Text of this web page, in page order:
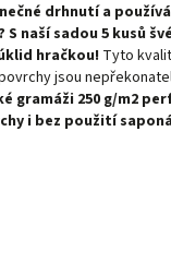
drhnutí a
S naší sadou 5 kusů
hračkou! Tyto
jsou
gramáži 250 g/m2
i bez použití